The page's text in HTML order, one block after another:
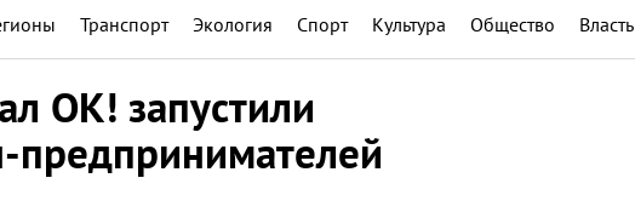
Транспорт Экология Спорт Культура Общество Власть
ОК! запустили